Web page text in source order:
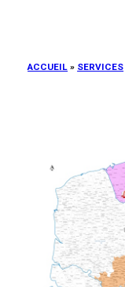
ACCUEIL » SERVICES